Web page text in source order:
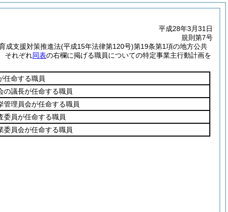
平成28年3月31日
規則第7号
成支援対策推進法(平成15年法律第120号)第19条第1項の地方公共
それぞれ同表の右欄に掲げる職員についての特定事業主行動計画を
任命する職員
の議長が任命する職員
管理員会が任命する職員
委員が任命する職員
委員会が任命する職員